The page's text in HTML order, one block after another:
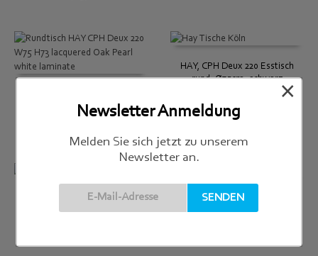
rund, Ø75cm, Eiche/weiss
HAY, CPH Deux 220 Esstisch
rund, Ø75cm, schwarz
HAY, CPH Deux 220 Esstisch
rund, Ø98cm, Weiss-Eiche
Hay, CPH Deux 220, Esstisch,
rund 75cm, dunkelgrau-Buche
Newsletter Anmeldung
Melden Sie sich jetzt zu unserem
Newsletter an.
×